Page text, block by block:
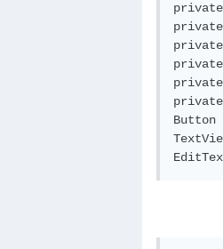
private
private
private
Button